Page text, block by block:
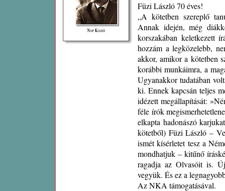
Füzi László 70 éves!
„A kötetben szereplő
Annak idején, még
korszakában keletkezett
hozzám a legközelebb,
akkor, amikor a kötetben
korábbi munkáimra, a
Ugyanakkor tudatában
ki. Ennek kapcsán teljes
idézett megállapítását:
féle írók
elkapta hadonászó
kötetből) Füzi László –
ismét kísérletet tesz a
mondhatjuk – kitűnő
ragadja az Olvasóit is.
vegyük. És ez a
Az NKA támogatásával.